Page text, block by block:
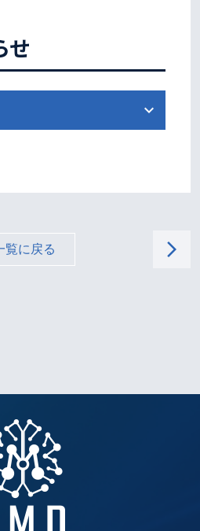
せ
覧に戻る arrow_forward_ios